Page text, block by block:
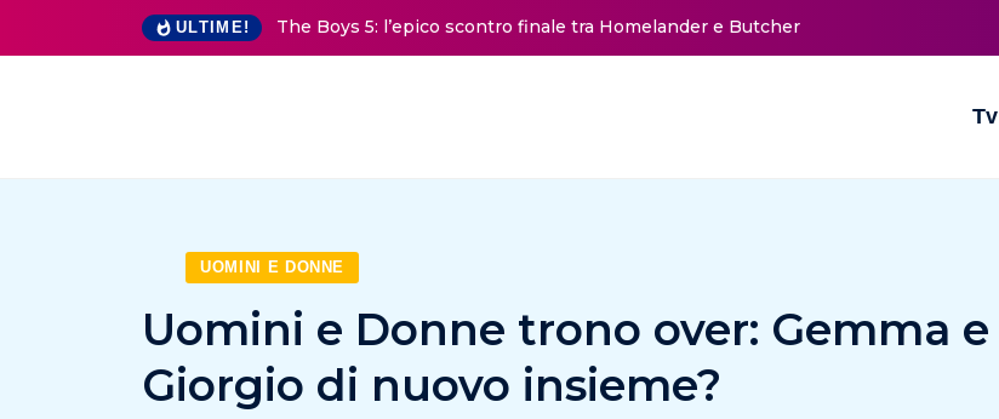
ULTIME! The Boys 5: l’epico scontro finale tra Homelander e Butcher
Tv
UOMINI E DONNE
Uomini e Donne trono over: Gemma e
Giorgio di nuovo insieme?